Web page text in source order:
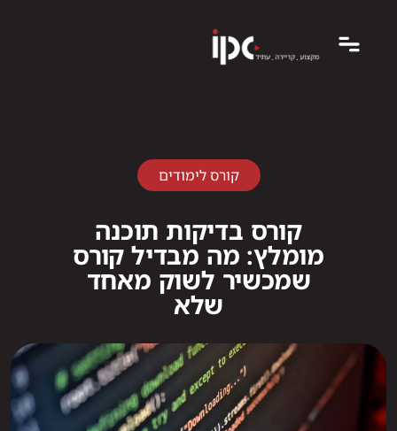
קורס לימודים
קורס בדיקות תוכנה
מומלץ: מה מבדיל קורס
שמכשיר לשוק מאחד
שלא